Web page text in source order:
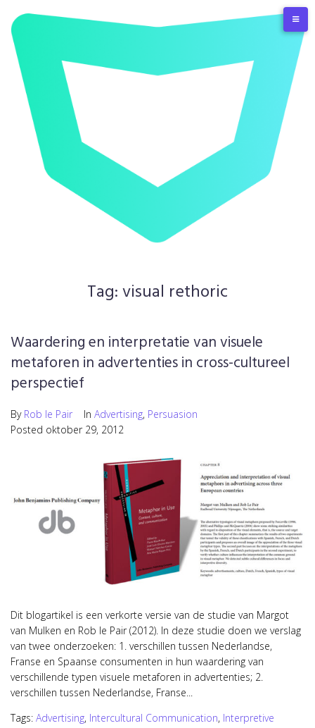
content
Tag:visual rethoric
Waardering en interpretatie van visuele
metaforen in advertenties in cross-cultureel
perspectief
By Rob le Pair In Advertising, Persuasion
Posted oktober 29, 2012
Dit blogartikel is een verkorte versie van de studie van Margot
van Mulken en Rob le Pair (2012). In deze studie doen we verslag
van twee onderzoeken: 1. verschillen tussen Nederlandse,
Franse en Spaanse consumenten in hun waardering van
verschillende typen visuele metaforen in advertenties; 2.
verschillen tussen Nederlandse, Franse...
Tags: Advertising, Intercultural Communication, Interpretive